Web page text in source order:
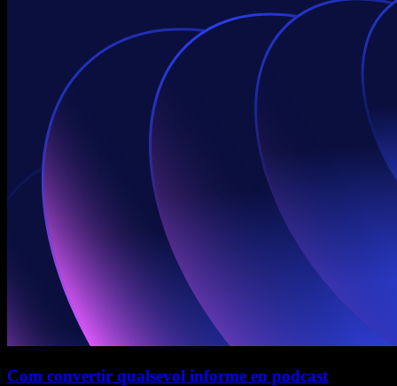
Com convertir qualsevol informe en podcast